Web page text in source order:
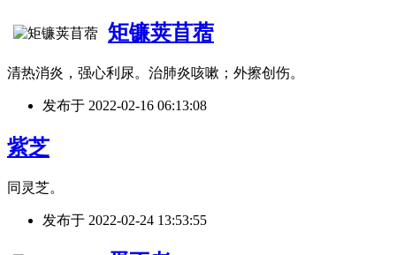
矩镰荚苜蓿
清热消炎，强心利尿。治肺炎咳嗽；外擦创伤。
发布于 2022-02-16 06:13:08
紫芝
同灵芝。
发布于 2022-02-24 13:53:55